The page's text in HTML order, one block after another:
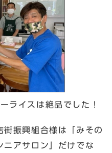
ライスは絶品でした！
振興組合様は「みその
アサロン」だけでな